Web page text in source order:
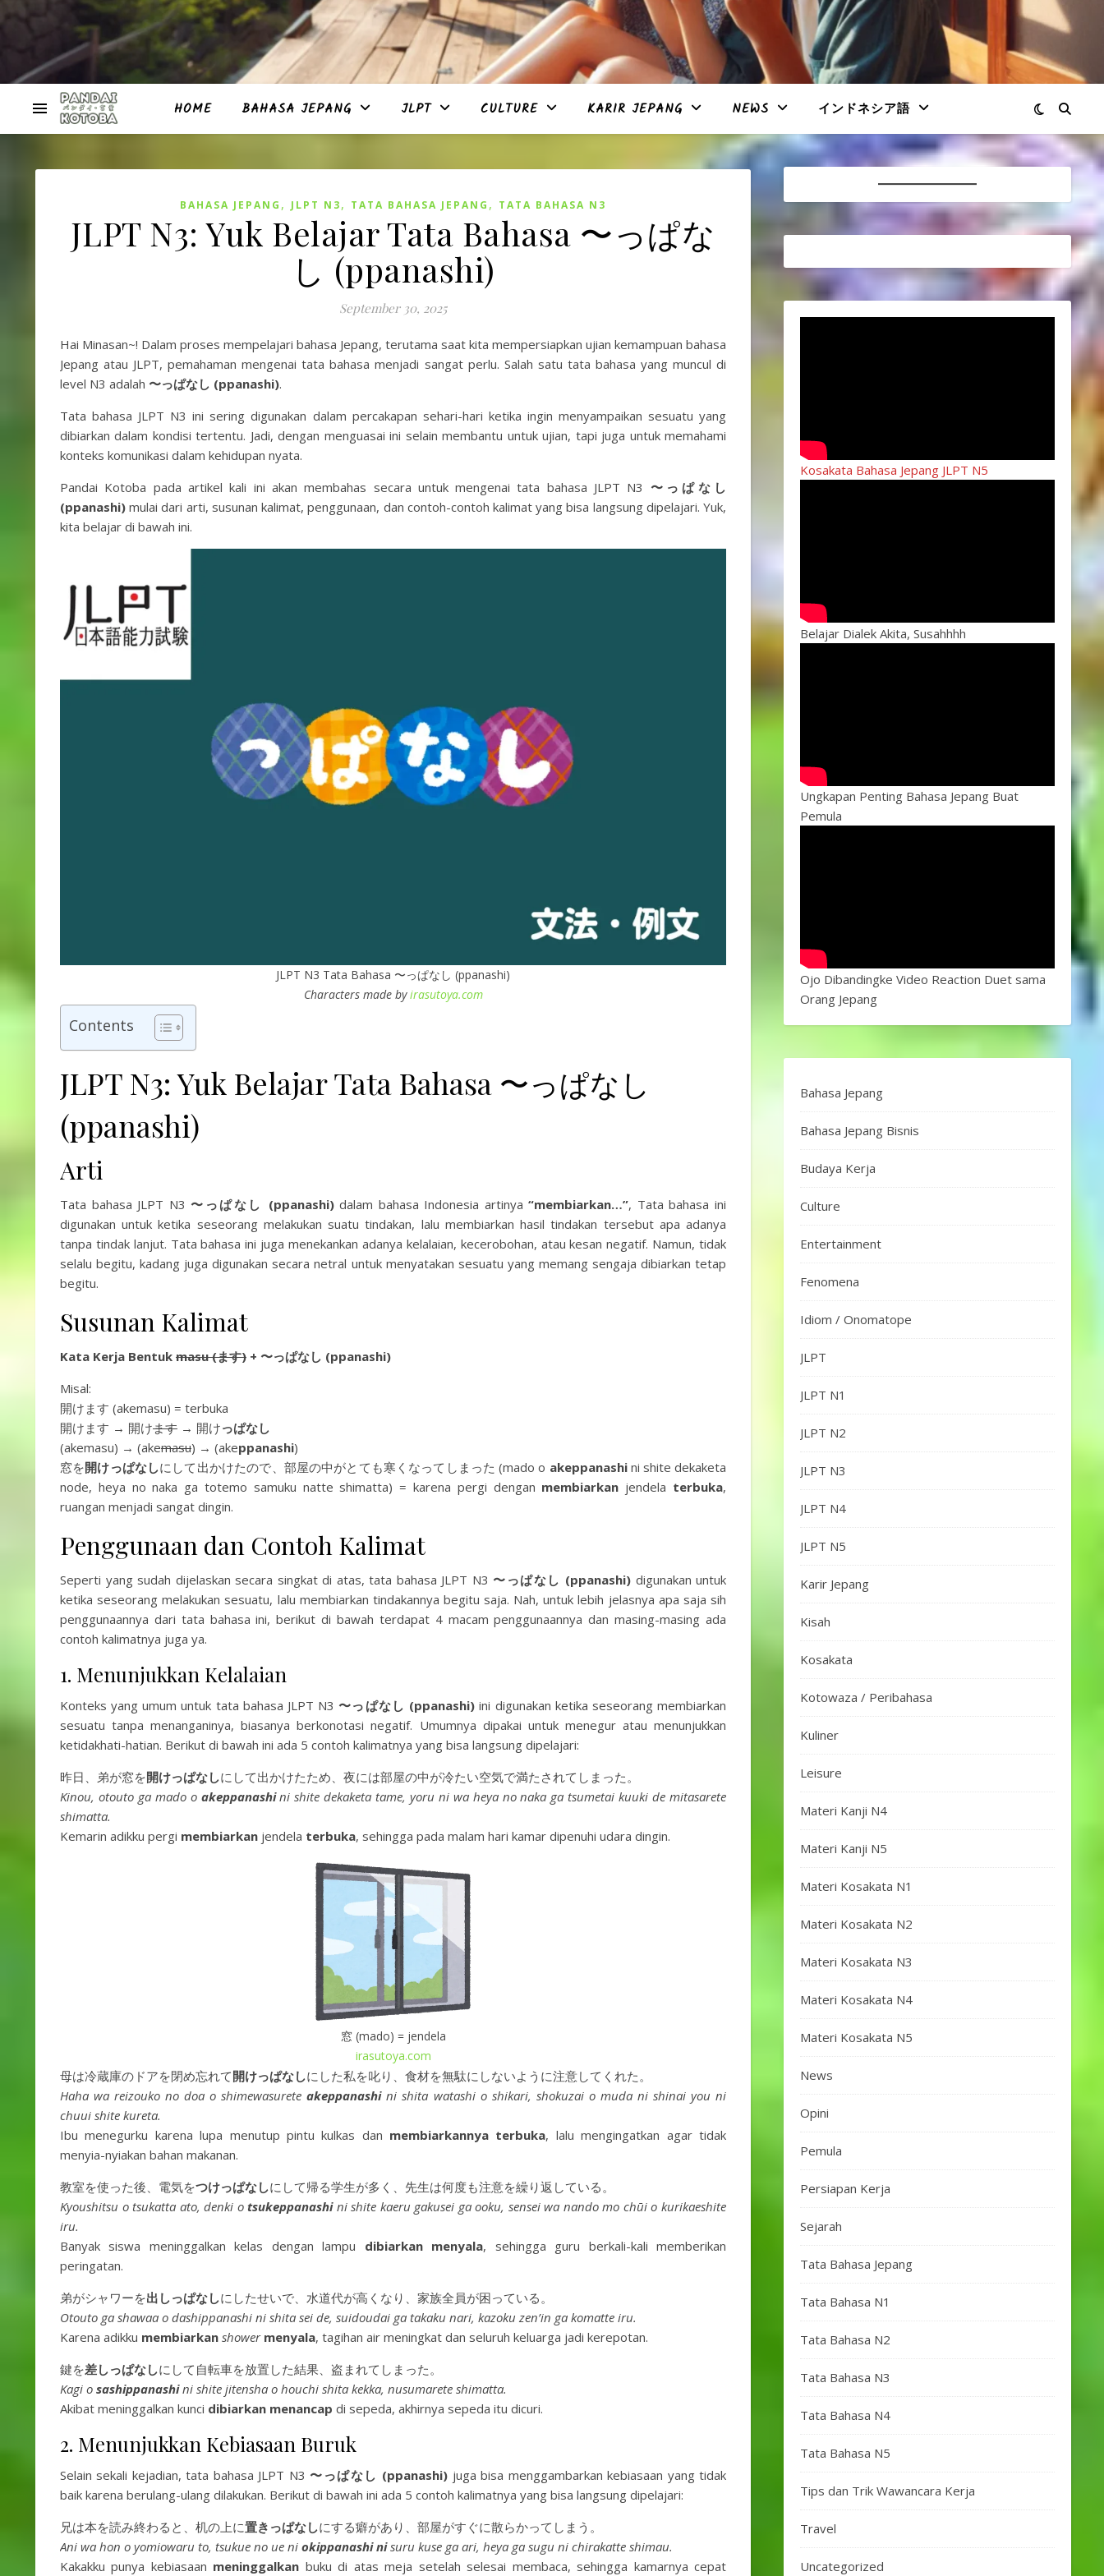
HOME BAHASA JEPANG JLPT CULTURE KARIR JEPANG NEWS インドネシア語
BAHASA JEPANG , JLPT N3, TATA BAHASA JEPANG , TATA BAHASA N3
JLPT N3: Yuk Belajar Tata Bahasa 〜っぱな
し (ppanashi)
September 30, 2025
Hai Minasan~! Dalam proses mempelajari bahasa Jepang, terutama saat kita mempersiapkan ujian kemampuan bahasa
Jepang atau JLPT, pemahaman mengenai tata bahasa menjadi sangat perlu. Salah satu tata bahasa yang muncul di
level N3 adalah 〜っぱなし (ppanashi).
Tata bahasa JLPT N3 ini sering digunakan dalam percakapan sehari-hari ketika ingin menyampaikan sesuatu yang
dibiarkan dalam kondisi tertentu. Jadi, dengan menguasai ini selain membantu untuk ujian, tapi juga untuk memahami
konteks komunikasi dalam kehidupan nyata.
Pandai Kotoba pada artikel kali ini akan membahas secara untuk mengenai tata bahasa JLPT N3 〜っぱなし
(ppanashi) mulai dari arti, susunan kalimat, penggunaan, dan contoh-contoh kalimat yang bisa langsung dipelajari. Yuk,
kita belajar di bawah ini.
JLPT N3 Tata Bahasa 〜っぱなし (ppanashi)
Characters made byirasutoya.com
Contents
JLPT N3: Yuk Belajar Tata Bahasa 〜っぱなし
(ppanashi)
Arti
Tata bahasa JLPT N3 〜っぱなし (ppanashi)dalam bahasa Indonesia artinya“membiarkan…”, Tata bahasa ini
digunakan untuk ketika seseorang melakukan suatu tindakan, lalu membiarkan hasil tindakan tersebut apa adanya
tanpa tindak lanjut. Tata bahasa ini juga menekankan adanya kelalaian, kecerobohan, atau kesan negatif. Namun, tidak
selalu begitu, kadang juga digunakan secara netral untuk menyatakan sesuatu yang memang sengaja dibiarkan tetap
begitu.
Susunan Kalimat
Kata Kerja Bentuk masu (ます) + 〜っぱなし (ppanashi)
Misal:
開けます (akemasu) = terbuka
開けます → 開けます → 開けっぱなし
(akemasu) → (akemasu) → (akeppanashi)
窓を開けっぱなしにして出かけたので、部屋の中がとても寒くなってしまった (mado o akeppanashini shite dekaketa
node, heya no naka ga totemo samuku natte shimatta) = karena pergi dengan membiarkan jendela terbuka,
ruangan menjadi sangat dingin.
Penggunaan dan Contoh Kalimat
Seperti yang sudah dijelaskan secara singkat di atas, tata bahasa JLPT N3 〜っぱなし (ppanashi) digunakan untuk
ketika seseorang melakukan sesuatu, lalu membiarkan tindakannya begitu saja. Nah, untuk lebih jelasnya apa saja sih
penggunaannya dari tata bahasa ini, berikut di bawah terdapat 4 macam penggunaannya dan masing-masing ada
contoh kalimatnya juga ya.
1. Menunjukkan Kelalaian
Konteks yang umum untuk tata bahasa JLPT N3 〜っぱなし (ppanashi) ini digunakan ketika seseorang membiarkan
sesuatu tanpa menanganinya, biasanya berkonotasi negatif. Umumnya dipakai untuk menegur atau menunjukkan
ketidakhati-hatian. Berikut di bawah ini ada 5 contoh kalimatnya yang bisa langsung dipelajari:
昨日、弟が窓を開けっぱなしにして出かけたため、夜には部屋の中が冷たい空気で満たされてしまった。
Kinou, otouto ga mado o akeppanashini shite dekaketa tame, yoru ni wa heya no naka ga tsumetai kuuki de mitasarete
shimatta.
Kemarin adikku pergi membiarkan jendela terbuka, sehingga pada malam hari kamar dipenuhi udara dingin.
窓 (mado) = jendela
irasutoya.com
母は冷蔵庫のドアを閉め忘れて開けっぱなしにした私を叱り、食材を無駄にしないように注意してくれた。
Haha wa reizouko no doa o shimewasureteakeppanashini shita watashi o shikari, shokuzai o muda ni shinai you ni
chuui shite kureta.
Ibu menegurku karena lupa menutup pintu kulkas dan membiarkannya terbuka, lalu mengingatkan agar tidak
menyia-nyiakan bahan makanan.
教室を使った後、電気をつけっぱなしにして帰る学生が多く、先生は何度も注意を繰り返している。
Kyoushitsu o tsukatta ato, denki otsukeppanashini shite kaeru gakusei ga ooku, sensei wa nando mo chūi o kurikaeshite
iru.
Banyak siswa meninggalkan kelas dengan lampu dibiarkan menyala, sehingga guru berkali-kali memberikan
peringatan.
弟がシャワーを出しっぱなしにしたせいで、水道代が高くなり、家族全員が困っている。
Otouto ga shawaa o dashippanashi ni shita sei de, suidoudai ga takaku nari, kazoku zen’in ga komatte iru.
Karena adikku membiarkan shower menyala, tagihan air meningkat dan seluruh keluarga jadi kerepotan.
鍵を差しっぱなしにして自転車を放置した結果、盗まれてしまった。
Kagi o sashippanashini shite jitensha o houchi shita kekka, nusumarete shimatta.
Akibat meninggalkan kunci dibiarkan menancap di sepeda, akhirnya sepeda itu dicuri.
2. Menunjukkan Kebiasaan Buruk
Selain sekali kejadian, tata bahasa JLPT N3 〜っぱなし (ppanashi) juga bisa menggambarkan kebiasaan yang tidak
baik karena berulang-ulang dilakukan. Berikut di bawah ini ada 5 contoh kalimatnya yang bisa langsung dipelajari:
兄は本を読み終わると、机の上に置きっぱなしにする癖があり、部屋がすぐに散らかってしまう。
Ani wa hon o yomiowaru to, tsukue no ue ni okippanashi nisuru kuse ga ari, heya ga sugu ni chirakatte shimau.
Kakakku punya kebiasaan meninggalkan buku di atas meja setelah selesai membaca, sehingga kamarnya cepat
Kosakata Bahasa Jepang JLPT N5
Belajar Dialek Akita, Susahhhh
Ungkapan Penting Bahasa Jepang Buat
Pemula
Ojo Dibandingke Video Reaction Duet sama
Orang Jepang
Bahasa Jepang
Bahasa Jepang Bisnis
Budaya Kerja
Culture
Entertainment
Fenomena
Idiom / Onomatope
JLPT
JLPT N1
JLPT N2
JLPT N3
JLPT N4
JLPT N5
Karir Jepang
Kisah
Kosakata
Kotowaza / Peribahasa
Kuliner
Leisure
Materi Kanji N4
Materi Kanji N5
Materi Kosakata N1
Materi Kosakata N2
Materi Kosakata N3
Materi Kosakata N4
Materi Kosakata N5
News
Opini
Pemula
Persiapan Kerja
Sejarah
Tata Bahasa Jepang
Tata Bahasa N1
Tata Bahasa N2
Tata Bahasa N3
Tata Bahasa N4
Tata Bahasa N5
Tips dan Trik Wawancara Kerja
Travel
Uncategorized